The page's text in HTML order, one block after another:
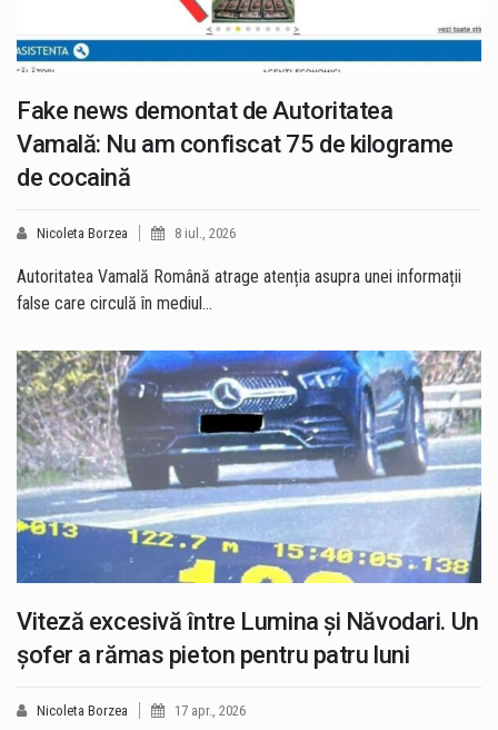
Fake news demontat de Autoritatea
Vamală: Nu am confiscat 75 de kilograme
de cocaină
Nicoleta Borzea 8 iul., 2026
Autoritatea Vamală Română atrage atenția asupra unei informații
false care circulă în mediul…
Viteză excesivă între Lumina și Năvodari. Un
șofer a rămas pieton pentru patru luni
Nicoleta Borzea 17 apr., 2026